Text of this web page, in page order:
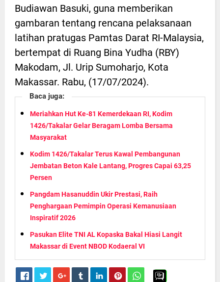
Budiawan Basuki, guna memberikan
gambaran tentang rencana pelaksanaan
latihan pratugas Pamtas Darat RI-Malaysia,
bertempat di Ruang Bina Yudha (RBY)
Makodam, Jl. Urip Sumoharjo, Kota
Makassar. Rabu, (17/07/2024).
Baca juga:
Meriahkan Hut Ke-81 Kemerdekaan RI, Kodim
1426/Takalar Gelar Beragam Lomba Bersama
Masyarakat
Kodim 1426/Takalar Terus Kawal Pembangunan
Jembatan Beton Kale Lantang, Progres Capai 63,25
Persen
Pangdam Hasanuddin Ukir Prestasi, Raih
Penghargaan Pemimpin Operasi Kemanusiaan
Inspiratif 2026
Pasukan Elite TNI AL Kopaska Bakal Hiasi Langit
Makassar di Event NBOD Kodaeral VI